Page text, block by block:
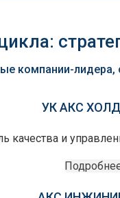
лидера,
УК АКС
качества и